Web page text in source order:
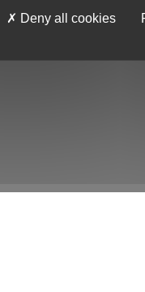
AU
Deny all cookies